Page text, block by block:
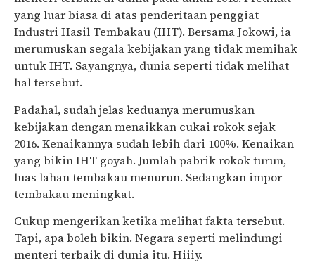
yang luar biasa di atas penderitaan penggiat
Industri Hasil Tembakau (IHT). Bersama Jokowi, ia
merumuskan segala kebijakan yang tidak memihak
untuk IHT. Sayangnya, dunia seperti tidak melihat
hal tersebut.
Padahal, sudah jelas keduanya merumuskan
kebijakan dengan menaikkan cukai rokok sejak
2016. Kenaikannya sudah lebih dari 100%. Kenaikan
yang bikin IHT goyah. Jumlah pabrik rokok turun,
luas lahan tembakau menurun. Sedangkan impor
tembakau meningkat.
Cukup mengerikan ketika melihat fakta tersebut.
Tapi, apa boleh bikin. Negara seperti melindungi
menteri terbaik di dunia itu. Hiiiy.